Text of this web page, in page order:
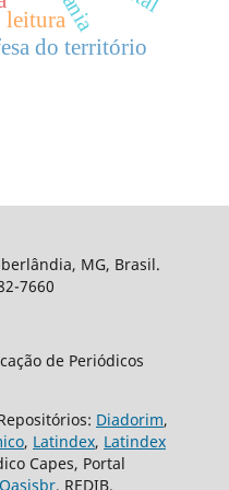
do território
leitura
MG, Brasil.
7660
de Periódicos
Diadorim,
, Latindex, Latindex
Capes, Portal
, REDIB.